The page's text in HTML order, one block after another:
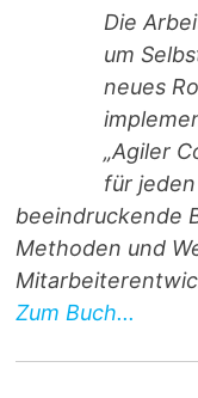
Die
um
neues
„Agiler
für
beeindruckende
Methoden und
Zum Buch...